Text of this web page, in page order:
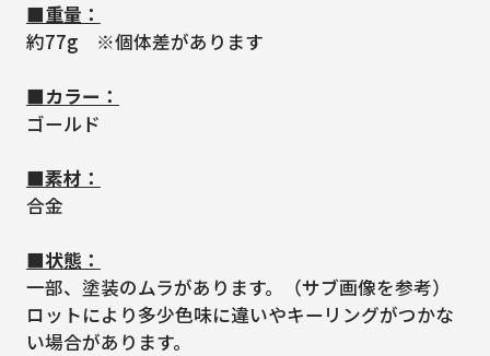
■重量：
約77g ※個体差があります
■カラー：
ゴールド
■素材：
合金
■状態：
一部、塗装のムラがあります。（サブ画像を参考）
ロットにより多少色味に違いやキーリングがつかな
い場合があります。